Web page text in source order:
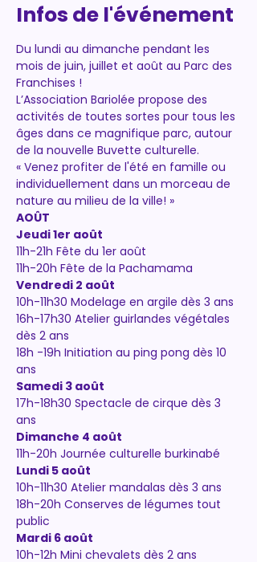
Infos de l'événement
Du lundi au dimanche pendant les
mois de juin, juillet et août au Parc des
Franchises !
L’Association Bariolée propose des
activités de toutes sortes pour tous les
âges dans ce magnifique parc, autour
de la nouvelle Buvette culturelle.
« Venez profiter de l'été en famille ou
individuellement dans un morceau de
nature au milieu de la ville! »
AOÛT
Jeudi 1er août
11h-21h Fête du 1er août
11h-20h Fête de la Pachamama
Vendredi 2 août
10h-11h30 Modelage en argile dès 3 ans
16h-17h30 Atelier guirlandes végétales
dès 2 ans
18h -19h Initiation au ping pong dès 10
ans
Samedi 3 août
17h-18h30 Spectacle de cirque dès 3
ans
Dimanche 4 août
11h-20h Journée culturelle burkinabé
Lundi 5 août
10h-11h30 Atelier mandalas dès 3 ans
18h-20h Conserves de légumes tout
public
Mardi 6 août
10h-12h Mini chevalets dès 2 ans